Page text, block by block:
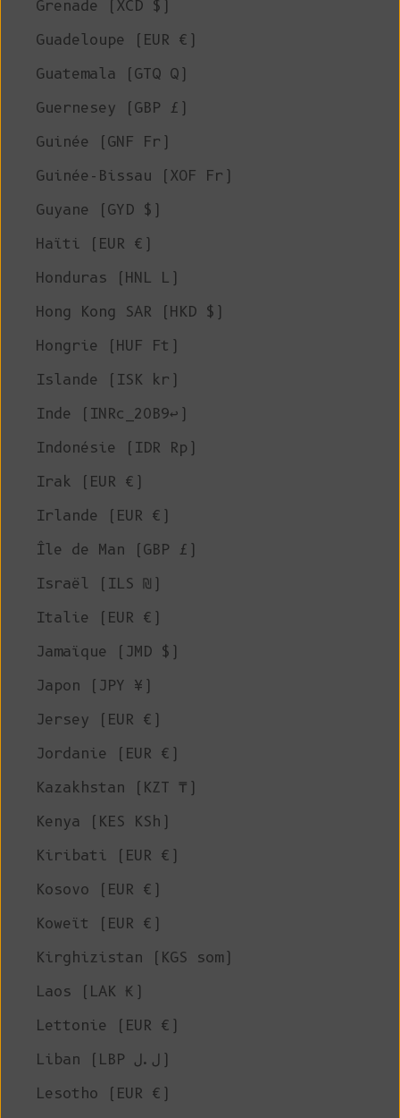
Grenade (XCD $)
Guadeloupe (EUR €)
Guatemala (GTQ Q)
Guernesey (GBP £)
Guinée (GNF Fr)
Guinée-Bissau (XOF Fr)
Guyane (GYD $)
Haïti (EUR €)
Honduras (HNL L)
Hong Kong SAR (HKD $)
Hongrie (HUF Ft)
Islande (ISK kr)
Inde (INRc_20B9↩)
Indonésie (IDR Rp)
Irak (EUR €)
Irlande (EUR €)
Île de Man (GBP £)
Israël (ILS ₪)
Italie (EUR €)
Jamaïque (JMD $)
Japon (JPY ¥)
Jersey (EUR €)
Jordanie (EUR €)
Kazakhstan (KZT ₸)
Kenya (KES KSh)
Kiribati (EUR €)
Kosovo (EUR €)
Koweït (EUR €)
Kirghizistan (KGS som)
Laos (LAK ₭)
Lettonie (EUR €)
Liban (LBP ل.ل)
Lesotho (EUR €)